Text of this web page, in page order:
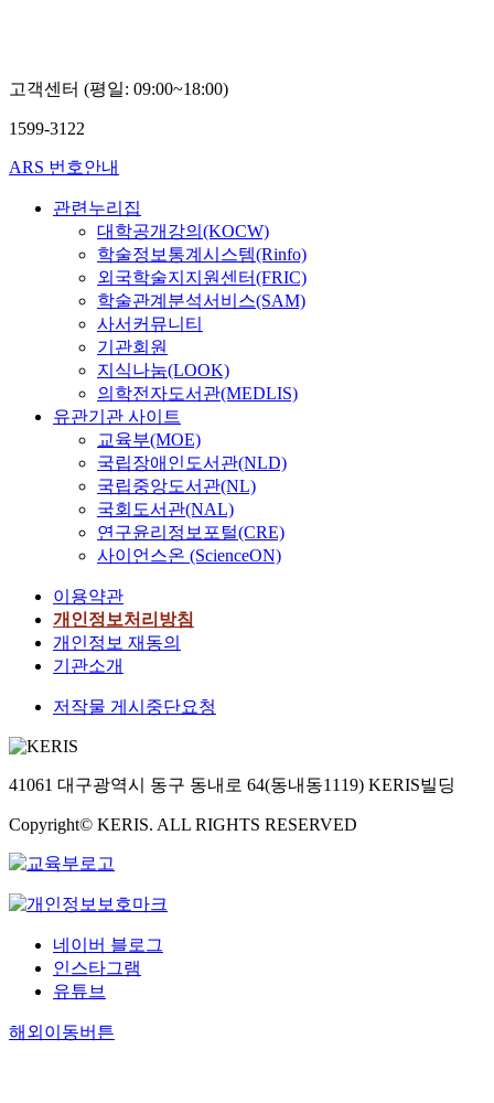
고객센터 (평일: 09:00~18:00)
1599-3122
ARS 번호안내
관련누리집
대학공개강의(KOCW)
학술정보통계시스템(Rinfo)
외국학술지지원센터(FRIC)
학술관계분석서비스(SAM)
사서커뮤니티
기관회원
지식나눔(LOOK)
의학전자도서관(MEDLIS)
유관기관 사이트
교육부(MOE)
국립장애인도서관(NLD)
국립중앙도서관(NL)
국회도서관(NAL)
연구윤리정보포털(CRE)
사이언스온 (ScienceON)
이용약관
개인정보처리방침
개인정보 재동의
기관소개
저작물 게시중단요청
41061 대구광역시 동구 동내로 64(동내동1119) KERIS빌딩
Copyright© KERIS. ALL RIGHTS RESERVED
네이버 블로그
인스타그램
유튜브
해외이동버튼